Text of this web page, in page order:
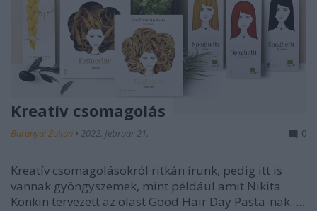
Kreatív csomagolás
Baranyai Zoltán • 2022. február 21. 0
Kreatív csomagolásokról ritkán írunk, pedig itt is
vannak gyöngyszemek, mint például amit Nikita
Konkin tervezett az olast Good Hair Day Pasta-nak. ...